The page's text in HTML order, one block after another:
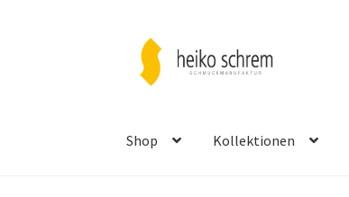
Zur
Navigation
springen
Zum
Inhalt
springen
Shop Kollektionen